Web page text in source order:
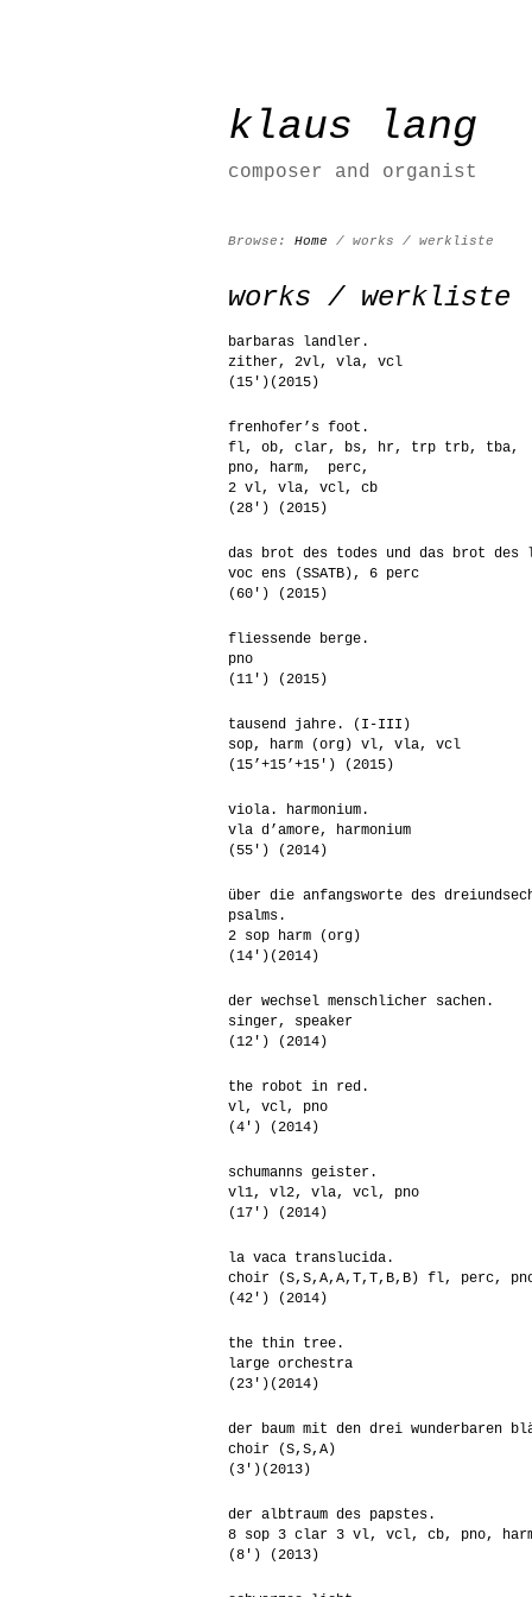
klaus lang
composer and organist
Browse: Home / works / werkliste
works / werkliste
barbaras landler.
zither, 2vl, vla, vcl
(15′)(2015)
frenhofer’s foot.
fl, ob, clar, bs, hr, trp trb, tba,
pno, harm, perc,
2 vl, vla, vcl, cb
(28′) (2015)
das brot des todes und das brot des
voc ens (SSATB), 6 perc
(60′) (2015)
fliessende berge.
pno
(11′) (2015)
tausend jahre. (I-III)
sop, harm (org) vl, vla, vcl
(15’+15’+15′) (2015)
viola. harmonium.
vla d’amore, harmonium
(55′) (2014)
über die anfangsworte des
psalms.
2 sop harm (org)
(14′)(2014)
der wechsel menschlicher sachen.
singer, speaker
(12′) (2014)
the robot in red.
vl, vcl, pno
(4′) (2014)
schumanns geister.
vl1, vl2, vla, vcl, pno
(17′) (2014)
la vaca translucida.
choir (S,S,A,A,T,T,B,B) fl, perc,
(42′) (2014)
the thin tree.
large orchestra
(23′)(2014)
der baum mit den drei wunderbaren
choir (S,S,A)
(3′)(2013)
der albtraum des papstes.
8 sop 3 clar 3 vl, vcl, cb, pno,
(8′) (2013)